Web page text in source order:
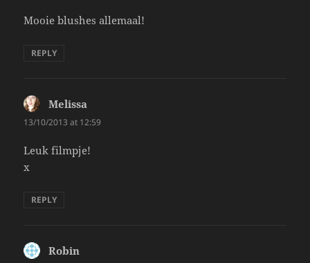
Mooie blushes allemaal!
REPLY
Melissa
13/10/2013 at 12:59
Leuk filmpje!
x
REPLY
Robin